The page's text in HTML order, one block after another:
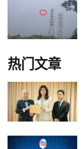
热门文章